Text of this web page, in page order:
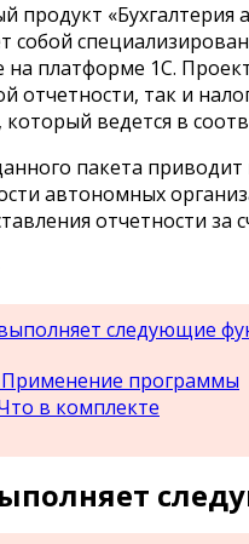
продукт «Бухгалтерия
собой
платформе 1С.
отчетности, так и
ведется в
пакета
автономных
отчетности за
следующие
Применение программы
в комплекте